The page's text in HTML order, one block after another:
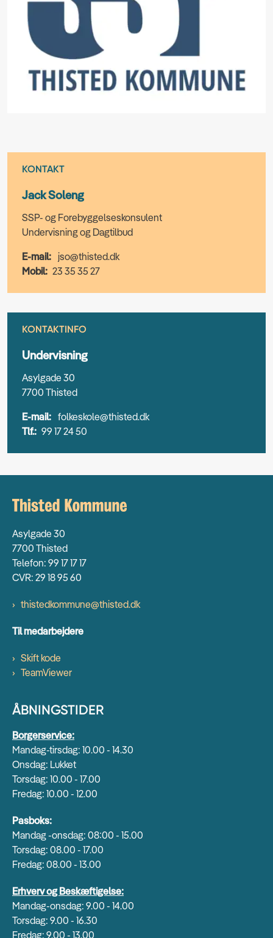
KONTAKT
Jack Soleng
SSP- og Forebyggelseskonsulent
Undervisning og Dagtilbud
E-mail: jso@thisted.dk
Mobil: 23 35 35 27
KONTAKTINFO
Undervisning
Asylgade 30
7700 Thisted
E-mail: folkeskole@thisted.dk
Tlf.: 99 17 24 50
Asylgade 30
7700 Thisted
Telefon: 99 17 17 17
CVR: 29 18 95 60
thistedkommune@thisted.dk
Til medarbejdere
Skift kode
TeamViewer
ÅBNINGSTIDER
Borgerservice:
Mandag-tirsdag: 10.00 - 14.30
Onsdag: Lukket
Torsdag: 10.00 - 17.00
Fredag: 10.00 - 12.00
Pasboks:
Mandag -onsdag: 08:00 - 15.00
Torsdag: 08.00 - 17.00
Fredag: 08.00 - 13.00
Erhverv og Beskæftigelse:
Mandag-onsdag: 9.00 - 14.00
Torsdag: 9.00 - 16.30
Fredag: 9.00 - 13.00